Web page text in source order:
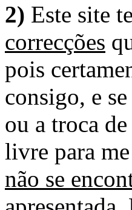
2) Este site
correcções
pois
consigo, e
ou a troca
livre para
não se